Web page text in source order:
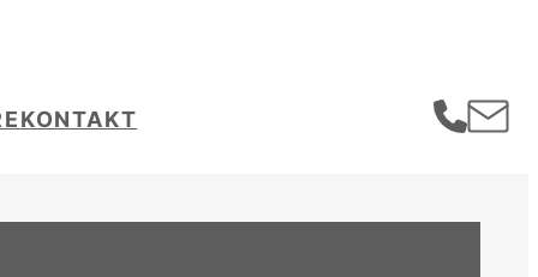
KONTAKT